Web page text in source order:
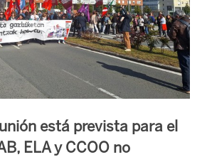
está prevista para el
ELA y CCOO no